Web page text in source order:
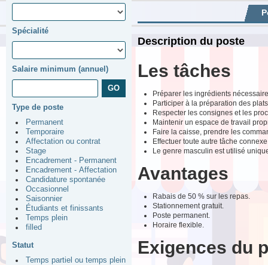
Spécialité
Salaire minimum (annuel)
Type de poste
Permanent
Temporaire
Affectation ou contrat
Stage
Encadrement - Permanent
Encadrement - Affectation
Candidature spontanée
Occasionnel
Saisonnier
Étudiants et finissants
Temps plein
filled
Statut
Temps partiel ou temps plein
Description du poste
Les tâches
Préparer les ingrédients
Participer à la préparation des
Respecter les consignes et les
Maintenir un espace de travail
Faire la caisse, prendre les
Effectuer toute autre tâche
Le genre masculin est utilisé
Avantages
Rabais de 50 % sur les repas.
Stationnement gratuit.
Poste permanent.
Horaire flexible.
Exigences du